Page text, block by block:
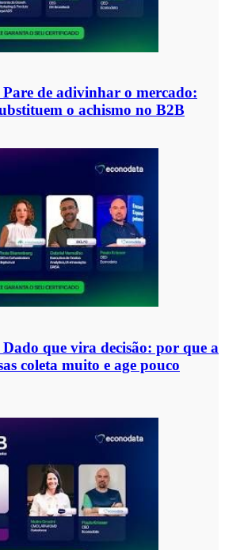
de adivinhar o mercado:
o achismo no B2B
que vira decisão: por que a
coleta muito e age pouco